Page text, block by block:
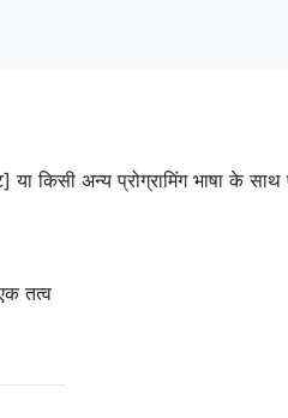
किसी अन्य प्रोग्रामिंग भाषा के
तत्व